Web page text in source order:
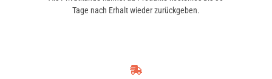
Tage nach Erhalt wieder zurückgeben.